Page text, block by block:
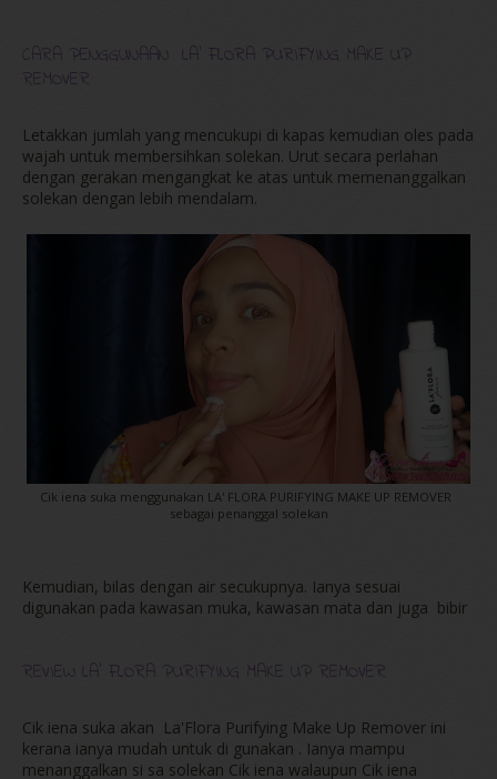
CARA PENGGUNAAN LA' FLORA PURIFYING MAKE UP
REMOVER
Letakkan jumlah yang mencukupi di kapas kemudian oles pada
wajah untuk membersihkan solekan. Urut secara perlahan
dengan gerakan mengangkat ke atas untuk memenanggalkan
solekan dengan lebih mendalam.
Cik iena suka menggunakan LA' FLORA PURIFYING MAKE UP REMOVER
sebagai penanggal solekan
Kemudian, bilas dengan air secukupnya. Ianya sesuai
digunakan pada kawasan muka, kawasan mata dan juga bibir
REVIEW LA' FLORA PURIFYING MAKE UP REMOVER
Cik iena suka akan La'Flora Purifying Make Up Remover ini
kerana ianya mudah untuk di gunakan . Ianya mampu
menanggalkan si sa solekan Cik iena walaupun Cik iena